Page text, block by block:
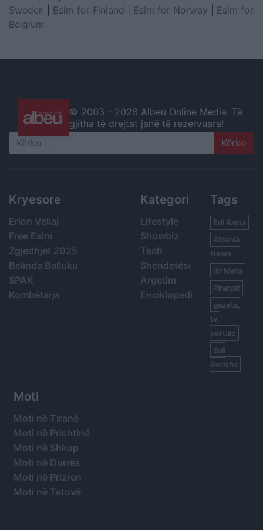
Sweden
Esim for Finland Esim for Norway
Esim for
Belgium
© 2003 - 2026 Albeu Online Media. Të
gjitha të drejtat janë të rezervuara!
Search
Kryesore
Erion Veliaj
Free Esim
Zgjedhjet 2025
Belinda Balluku
SPAK
Kombëtarja
Kategori
Lifestyle
Showbiz
Tech
Shëndetësi
Argetim
Enciklopedi
Tags
Edi Rama
Albania
News
Ilir Meta
Piranjat
gazeta,
tv,
portale
Sali
Berisha
Moti
Moti në Tiranë
Moti në Prishtinë
Moti në Shkup
Moti në Durrës
Moti në Prizren
Moti në Tetovë